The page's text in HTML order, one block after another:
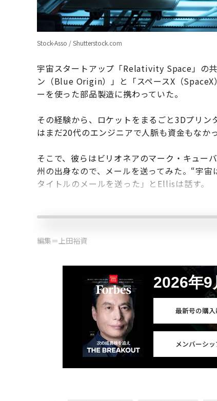
Stock-Asso / Shutterstock.com
宇宙スタートアップ「Relativity Space」の
ン（Blue Origin）」と「スペースX（
ーを使った部品製造に携わっていた。
その経験から、ロケットをまるごと3Dプリ
はまだ20代のエンジニアで人脈も資金もなかっ
そこで、彼らはビリオネアのマーク・キュー
州の出身なので、メールを送ってみた。“宇
タイトルのメールを送った」とEllisは話す。
編集＝上田裕資
2026年9
最新号の購
メンバーシ